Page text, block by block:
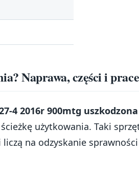
Naprawa, części i
4 2016r 900mtg uszkodzona
użytkowania. Taki
na odzyskanie